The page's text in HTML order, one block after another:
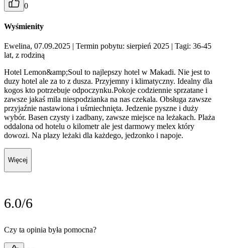
0
Wyśmienity
Ewelina, 07.09.2025 | Termin pobytu: sierpień 2025 | Tagi: 36-45
lat, z rodziną
Hotel Lemon&amp;Soul to najlepszy hotel w Makadi. Nie jest to
duzy hotel ale za to z dusza. Przyjemny i klimatyczny. Idealny dla
kogos kto potrzebuje odpoczynku.Pokoje codziennie sprzatane i
zawsze jakaś mila niespodzianka na nas czekala. Obsługa zawsze
przyjaźnie nastawiona i uśmiechnięta. Jedzenie pyszne i duży
wybór. Basen czysty i zadbany, zawsze miejsce na leżakach. Plaża
oddalona od hotelu o kilometr ale jest darmowy melex który
dowozi. Na plazy leżaki dla każdego, jedzonko i napoje.
Więcej
6.0/6
Czy ta opinia była pomocna?